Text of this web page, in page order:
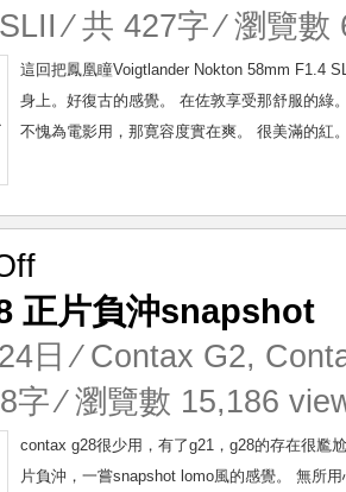
⁄ 共 427字 ⁄ 瀏覽
這回把鳳凰瞳Voigtlander Nokton 58mm F1.4
身上。好復古的感覺。 在佐敦享受那舒服的綠
不愧為電影用，那寛容度實在爽。 很美滿的紅
on
G28
片
負
沖
snapshot
正片負沖snapshot
日 ⁄ Contax G2,
字 ⁄ 瀏覽數 15,186
contax g28很少用，有了g21，g28的存在很尷
片負沖，一嘗snapshot lomo風的感覺。 無所